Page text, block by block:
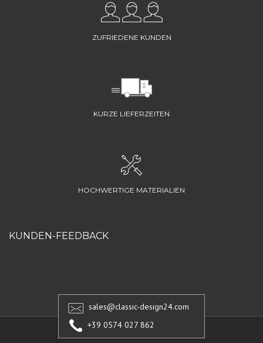
ZUFRIEDENE KUNDEN
KURZE LIEFERZEITEN
HOCHWERTIGE MATERIALIEN
KUNDEN-FEEDBACK
sales@classic-design24.com
+39 0574 027 862